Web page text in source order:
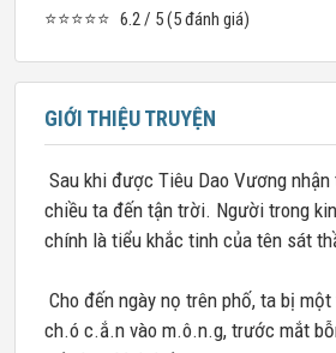
⭐⭐⭐⭐⭐ 6.2 / 5 (5 đánh giá)
GIỚI THIỆU TRUYỆN
Sau khi được Tiêu Dao Vương nhận
chiều ta đến tận trời. Người trong
chính là tiểu khắc tinh của tên sát
Cho đến ngày nọ trên phố, ta bị
ch.ó c.ắ.n vào m.ô.n.g, trước mắt